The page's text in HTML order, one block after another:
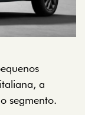
a
segmento.